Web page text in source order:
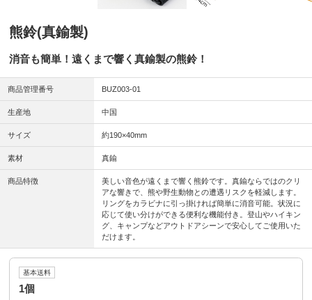
熊鈴(真鍮製)
消音も簡単！遠くまで響く真鍮製の熊鈴！
商品管理番号 BUZ003-01
生産地 中国
サイズ 約190×40mm
素材 真鍮
商品特徴
美しい音色が遠くまで響く熊鈴です。真鍮ならではのクリ
アな響きで、熊や野生動物との遭遇リスクを軽減します。
リングをカラビナに引っ掛ければ簡単に消音可能。状況に
応じて使い分けができる便利な機能付き。登山やハイキン
グ、キャンプなどアウトドアシーンで安心してご使用いた
だけます。
基本送料
1個